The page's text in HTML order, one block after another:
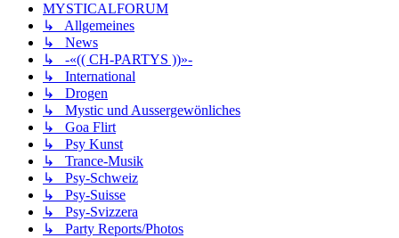
MYSTICALFORUM
↳ Allgemeines
↳ News
↳ -«(( CH-PARTYS ))»-
↳ International
↳ Drogen
↳ Mystic und Aussergewönliches
↳ Goa Flirt
↳ Psy Kunst
↳ Trance-Musik
↳ Psy-Schweiz
↳ Psy-Suisse
↳ Psy-Svizzera
↳ Party Reports/Photos